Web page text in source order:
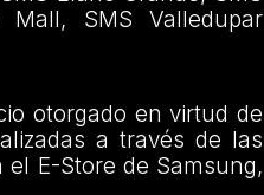
Mall, SMS Valledupar
otorgado en virtud de
a través de las
el E-Store de Samsung,